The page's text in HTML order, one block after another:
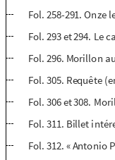
Fol. 258-291. Onze
Fol. 293 et 294. Le
Fol. 296. Morillon
Fol. 305. Requête
Fol. 306 et 308.
Fol. 311. Billet
Fol. 312. «